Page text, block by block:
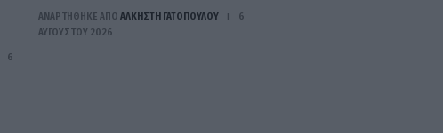
6
ΑΝΑΡΤΗΘΗΚΕ ΑΠΟ ΆΛΚΗΣΤΗ ΓΑΤΟΠΟΎΛΟΥ
6
ΑΥΓΟΎΣΤΟΥ 2026